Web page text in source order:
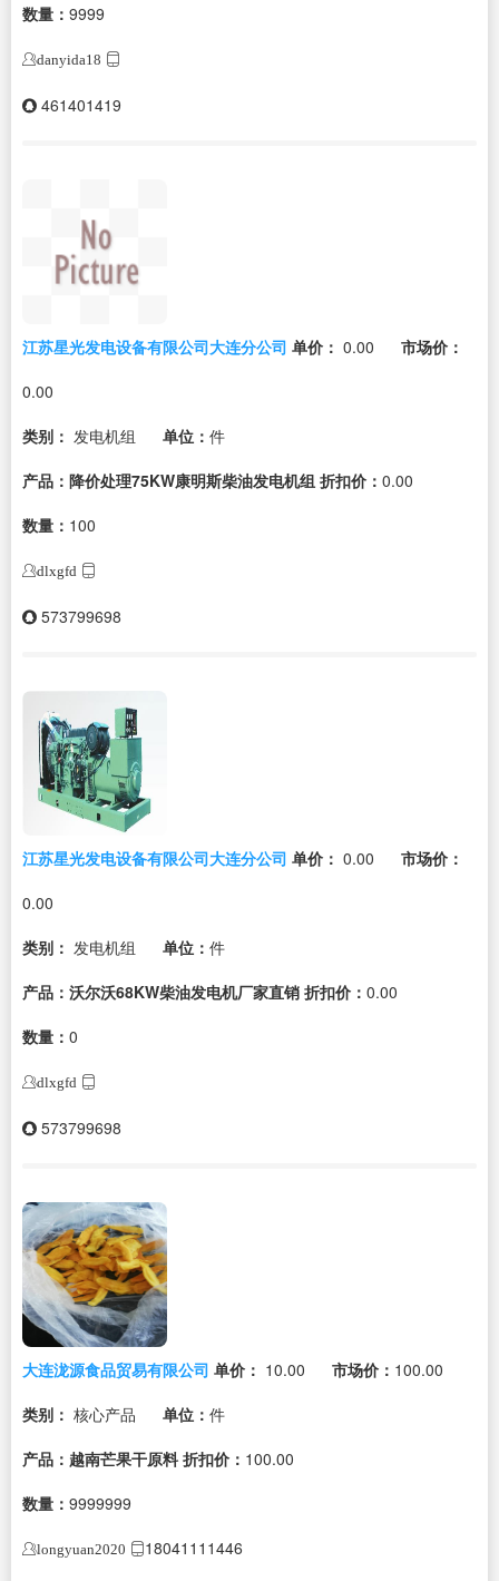
数量： 9999
danyida18
461401419
江苏星光发电设备有限公司大连分公司 单价： 0.00
市场价：
0.00
类别： 发电机组 单位： 件
产品：降价处理75KW康明斯柴油发电机组 折扣价： 0.00
数量： 100
dlxgfd
573799698
江苏星光发电设备有限公司大连分公司 单价： 0.00
市场价：
0.00
类别： 发电机组 单位： 件
产品：沃尔沃68KW柴油发电机厂家直销 折扣价： 0.00
数量： 0
dlxgfd
573799698
大连泷源食品贸易有限公司 单价： 10.00 市场价： 100.00
类别： 核心产品 单位： 件
产品：越南芒果干原料 折扣价： 100.00
数量： 9999999
longyuan2020 18041111446